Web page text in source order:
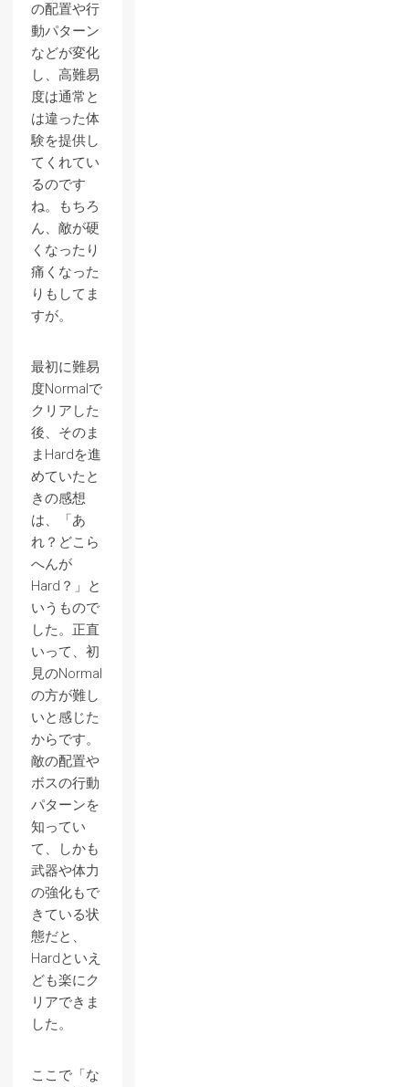
の配置や行
動パターン
などが変化
し、高難易
度は通常と
は違った体
験を提供し
てくれてい
るのです
ね。もちろ
ん、敵が硬
くなったり
痛くなった
りもしてま
すが。
最初に難易
度Normalで
クリアした
後、そのま
まHardを進
めていたと
きの感想
は、「あ
れ？どこら
へんが
Hard？」と
いうもので
した。正直
いって、初
見のNormal
の方が難し
いと感じた
からです。
敵の配置や
ボスの行動
パターンを
知ってい
て、しかも
武器や体力
の強化もで
きている状
態だと、
Hardといえ
ども楽にク
リアできま
した。
ここで「な